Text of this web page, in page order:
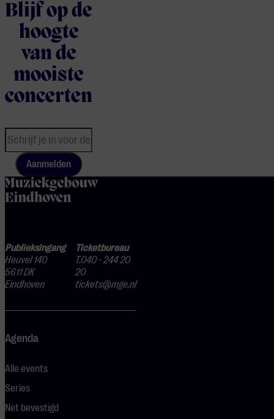
Blijf op de
hoogte
van de
mooiste
concerten
Aanmelden
Publieksingang
Heuvel 140
5611 DK
Eindhoven
Ticketbureau
T.040 - 244 20
20
tickets@mge.nl
Agenda
Alle events
Series
Net bevestigd